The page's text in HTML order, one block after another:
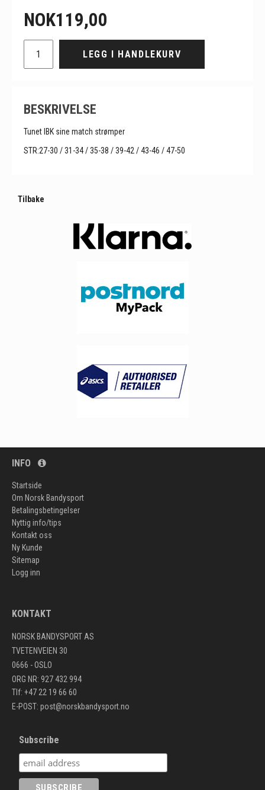
NOK119,00
LEGG I HANDLEKURV
BESKRIVELSE
Tunet IBK sine match strømper
STR:27-30 / 31-34 / 35-38 / 39-42 / 43-46 / 47-50
Tilbake
INFO
Startside
Om Norsk Bandysport
Betalingsbetingelser
Nyttig info/tips
Kontakt oss
Ny Kunde
Sitemap
Logg inn
KONTAKT
NORSK BANDYSPORT AS
TVETENVEIEN 30
0666 - OSLO
ORG NR: 927 432 994
Tlf: +47 22 19 66 60
E-POST: post@norskbandysport.no
Subscribe